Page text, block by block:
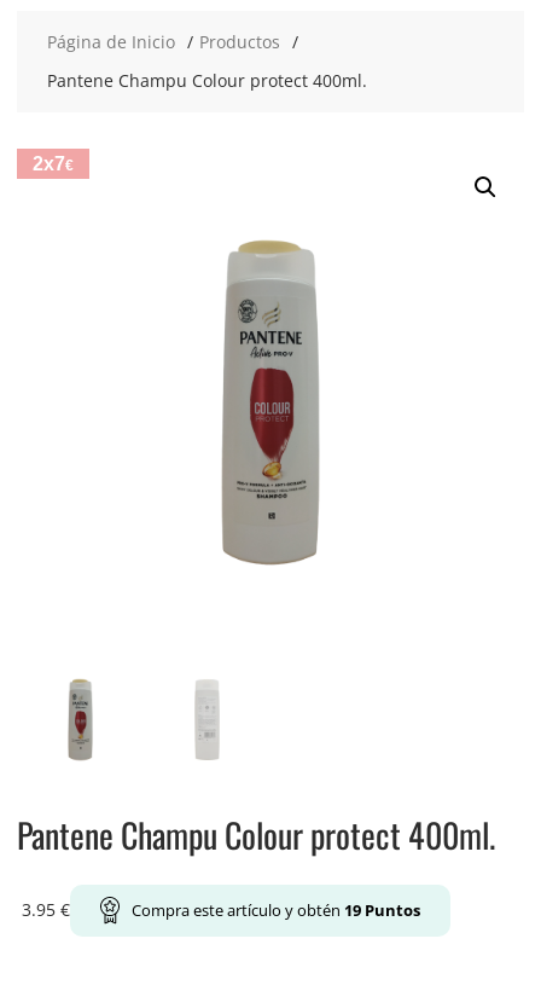
Página de Inicio
Productos
Pantene Champu Colour protect 400ml.
2x7€
Pantene Champu Colour protect 400ml.
3.95 € Compra este artículo y obtén 19Puntos